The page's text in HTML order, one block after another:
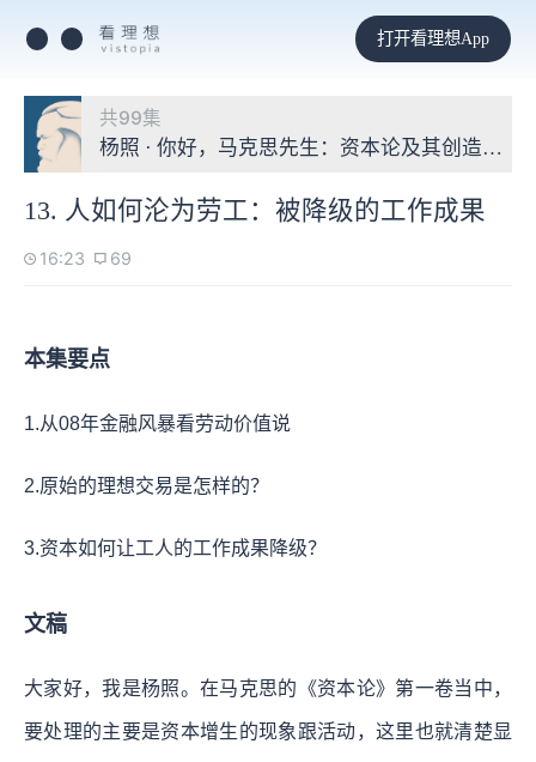
打开看理想App
共99集
杨照 · 你好，马克思先生：资本论及其创造的世
13. 人如何沦为劳工：被降级的工作成果
16:23 69
本集要点
1.从08年金融风暴看劳动价值说
2.原始的理想交易是怎样的？
3.资本如何让工人的工作成果降级？
文稿
大家好，我是杨照。在马克思的《资本论》第一卷当中，
要处理的主要是资本增生的现象跟活动，这里也就清楚显